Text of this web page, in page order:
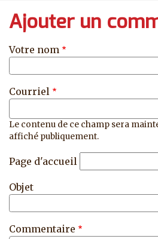
Ajouter un
Votre nom
Courriel
Le contenu de ce champ sera
affiché publiquement.
Page d'accueil
Objet
Commentaire